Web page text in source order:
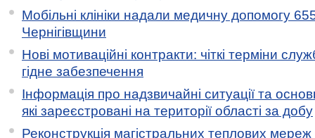
Мобільні клініки надали медичну допомогу
Чернігівщини
Нові мотиваційні контракти: чіткі терміни
гідне забезпечення
Інформація про надзвичайні ситуації та
які зареєстровані на території області за добу
Реконструкція магістральних теплових мереж